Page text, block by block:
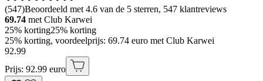
(547)Beoordeeld met 4.6 van de 5 sterren, 547 klantreviews
69.74 met Club Karwei
25% korting25% korting
25% korting, voordeelprijs: 69.74 euro met Club Karwei
92.99
Prijs: 92.99 euro